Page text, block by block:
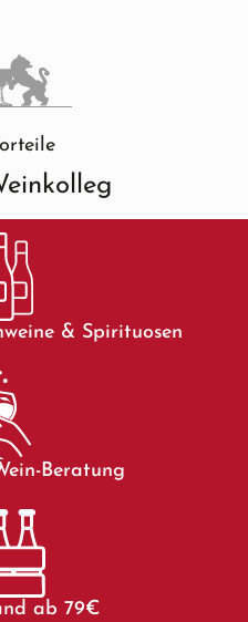
& Spirituosen
Beratung
ab 79€